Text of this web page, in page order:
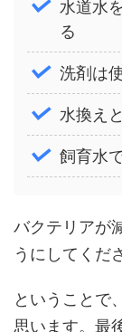
水道水
る
洗剤は
水換え
飼育水
バクテリアが
うにしてくだ
ということで
思います。最